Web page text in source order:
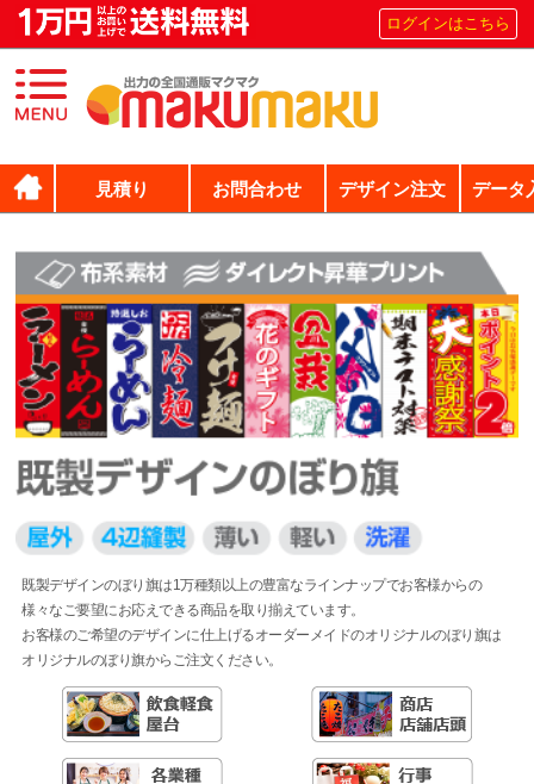
ログインはこちら
見積り お問合わせ デザイン注文 データ
既製デザインのぼり旗は1万種類以上の豊富なラインナップでお客様からの
様々なご要望にお応えできる商品を取り揃えています。
お客様のご希望のデザインに仕上げるオーダーメイドのオリジナルのぼり旗は
オリジナルのぼり旗からご注文ください。